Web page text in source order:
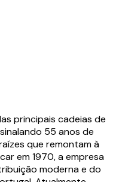
principais cadeias de
55 anos de
que remontam à
em 1970, a empresa
moderna e do